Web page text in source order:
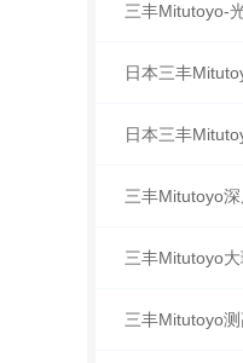
三丰Mitutoyo-
日本三丰
日本三丰
三丰Mitutoyo深
三丰Mitutoyo
三丰Mitutoyo